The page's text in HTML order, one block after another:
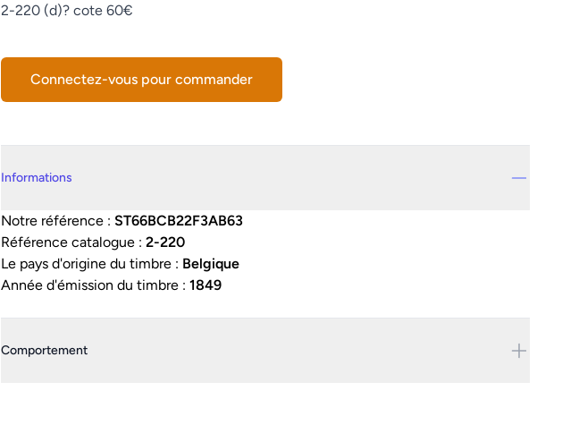
Description
2-220 (d)? cote 60€
Connectez-vous pour commander
Informations
Notre référence : ST66BCB22F3AB63
Référence catalogue : 2-220
Le pays d'origine du timbre : Belgique
Année d'émission du timbre : 1849
Comportement